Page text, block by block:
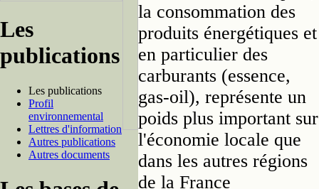
Les
publications
Les publications
Profil
environnemental
Lettres d'information
Autres publications
Autres documents
la consommation des
produits énergétiques et
en particulier des
carburants (essence,
gas-oil), représente un
poids plus important sur
l'économie locale que
dans les autres régions
de la France